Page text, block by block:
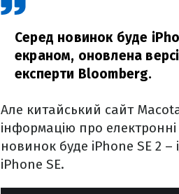
Серед новинок буде
екраном, оновлена
експерти Bloomberg.
Але китайський сайт
інформацію про
новинок буде iPhone SE 2
iPhone SE.